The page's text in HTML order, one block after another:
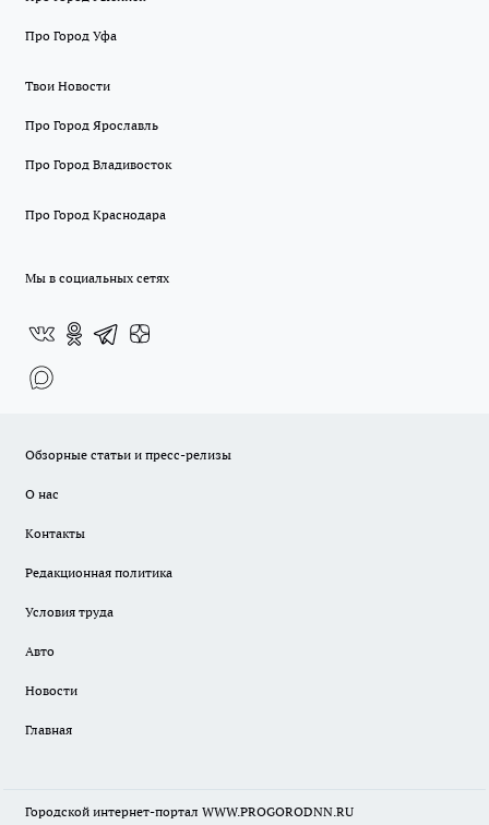
Про Город Уфа
Твои Новости
Про Город Ярославль
Про Город Владивосток
Про Город Краснодара
Мы в социальных сетях
Обзорные статьи и пресс-релизы
О нас
Контакты
Редакционная политика
Условия труда
Авто
Новости
Главная
Городской интернет-портал WWW.PROGORODNN.RU